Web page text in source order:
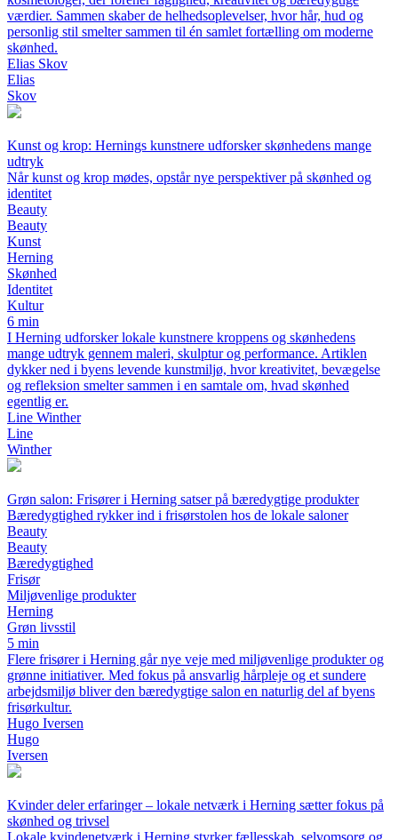
værdier. Sammen skaber de helhedsoplevelser, hvor hår, hud og
personlig stil smelter sammen til én samlet fortælling om moderne
skønhed.
Elias Skov
Elias
Skov
Kunst og krop: Hernings kunstnere udforsker skønhedens mange
udtryk
Når kunst og krop mødes, opstår nye perspektiver på skønhed og
identitet
Beauty
Beauty
Kunst
Herning
Skønhed
Identitet
Kultur
6 min
I Herning udforsker lokale kunstnere kroppens og skønhedens
mange udtryk gennem maleri, skulptur og performance. Artiklen
dykker ned i byens levende kunstmiljø, hvor kreativitet, bevægelse
og refleksion smelter sammen i en samtale om, hvad skønhed
egentlig er.
Line Winther
Line
Winther
Grøn salon: Frisører i Herning satser på bæredygtige produkter
Bæredygtighed rykker ind i frisørstolen hos de lokale saloner
Beauty
Beauty
Bæredygtighed
Frisør
Miljøvenlige produkter
Herning
Grøn livsstil
5 min
Flere frisører i Herning går nye veje med miljøvenlige produkter og
grønne initiativer. Med fokus på ansvarlig hårpleje og et sundere
arbejdsmiljø bliver den bæredygtige salon en naturlig del af byens
frisørkultur.
Hugo Iversen
Hugo
Iversen
Kvinder deler erfaringer – lokale netværk i Herning sætter fokus på
skønhed og trivsel